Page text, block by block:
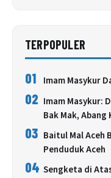
TERPOPULER
01 Imam Masykur
02 Imam Masykur:
Bak Mak, Abang
03 Baitul Mal Aceh
Penduduk Aceh
04 Sengketa di